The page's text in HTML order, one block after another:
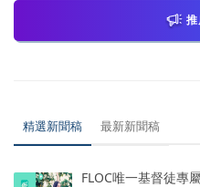
精選新聞稿 最新新聞稿
FLOC唯一基督徒專